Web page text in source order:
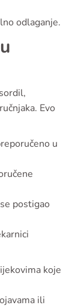
odlaganje.
Evo
u
postigao
koje
ili